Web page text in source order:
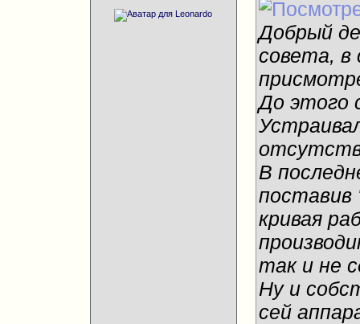
Добрый
совета, в
До этого
В
поставив
кривая
так и не
Ну и
сей